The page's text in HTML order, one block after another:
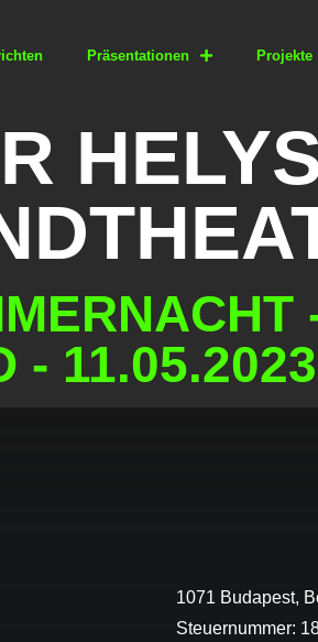
Präsentationen Projekte
- 11.05.2023
1071 Budapest,
Steuernummer: